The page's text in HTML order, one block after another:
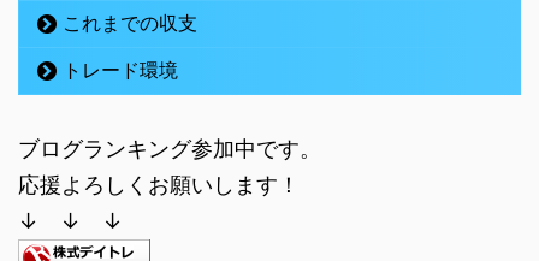
これまでの収支
トレード環境
ブログランキング参加中です。
応援よろしくお願いします！
↓ ↓ ↓